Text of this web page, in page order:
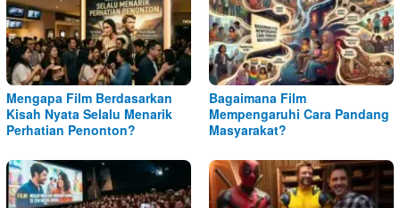
Mengapa Film Berdasarkan
Kisah Nyata Selalu Menarik
Perhatian Penonton?
Bagaimana Film
Mempengaruhi Cara Pandang
Masyarakat?